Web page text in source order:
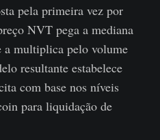
pela primeira vez por
NVT pega a mediana
a multiplica pelo volume
resultante estabelece
com base nos níveis
para liquidação de